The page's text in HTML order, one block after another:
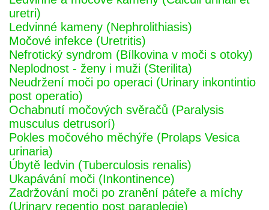
uretri)
Ledvinné kameny (Nephrolithiasis)
Močové infekce (Uretritis)
Nefrotický syndrom (Bílkovina v moči s otoky)
Neplodnost - ženy i muži (Sterilita)
Neudržení moči po operaci (Urinary inkontintio
post operatio)
Ochabnutí močových svěračů (Paralysis
musculus detrusorí)
Pokles močového měchýře (Prolaps Vesica
urinaria)
Úbytě ledvin (Tuberculosis renalis)
Ukapávání moči (Inkontinence)
Zadržování moči po zranění páteře a míchy
(Urinary regentio post paraplegie)